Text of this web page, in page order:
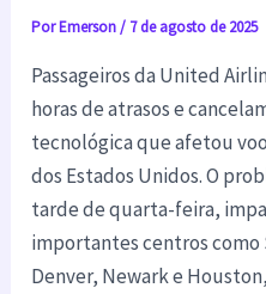
PorEmerson/ 7 de agosto de 2025
Passageiros da United
horas de atrasos e
tecnológica que afetou
dos Estados Unidos. O
tarde de quarta-feira,
importantes centros como
Denver, Newark e